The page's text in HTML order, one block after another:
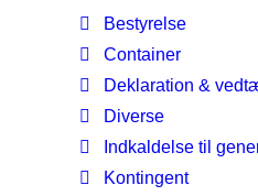
Bestyrelse
Container
Deklaration &
Diverse
Indkaldelse til
Kontingent